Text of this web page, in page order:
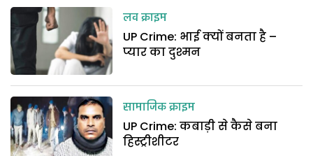
लव क्राइम
UP Crime: भाई क्यों बनता है –
प्यार का दुश्मन
सामाजिक क्राइम
UP Crime: कबाड़ी से कैसे बना
हिस्ट्रीशीटर